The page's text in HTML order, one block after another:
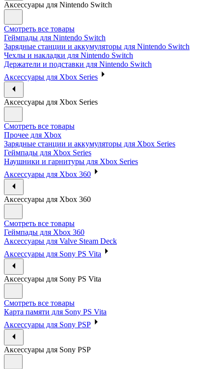
Аксессуары для Nintendo Switch
Смотреть все товары
Геймпады для Nintendo Switch
Зарядные станции и аккумуляторы для Nintendo Switch
Чехлы и накладки для Nintendo Switch
Держатели и подставки для Nintendo Switch
Аксессуары для Xbox Series
Аксессуары для Xbox Series
Смотреть все товары
Прочее для Xbox
Зарядные станции и аккумуляторы для Xbox Series
Геймпады для Xbox Series
Наушники и гарнитуры для Xbox Series
Аксессуары для Xbox 360
Аксессуары для Xbox 360
Смотреть все товары
Геймпады для Xbox 360
Аксессуары для Valve Steam Deck
Аксессуары для Sony PS Vita
Аксессуары для Sony PS Vita
Смотреть все товары
Карта памяти для Sony PS Vita
Аксессуары для Sony PSP
Аксессуары для Sony PSP